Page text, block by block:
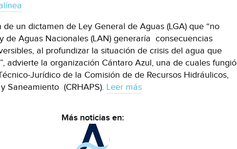
de un dictamen de Ley General de Aguas (LGA) que “no
de Aguas Nacionales (LAN) generaría consecuencias
al profundizar la situación de crisis del agua que
advierte la organización Cántaro Azul, una de cuales fungió
Jurídico de la Comisión de de Recursos Hidráulicos,
Saneamiento (CRHAPS). Leer más
Más noticias en: